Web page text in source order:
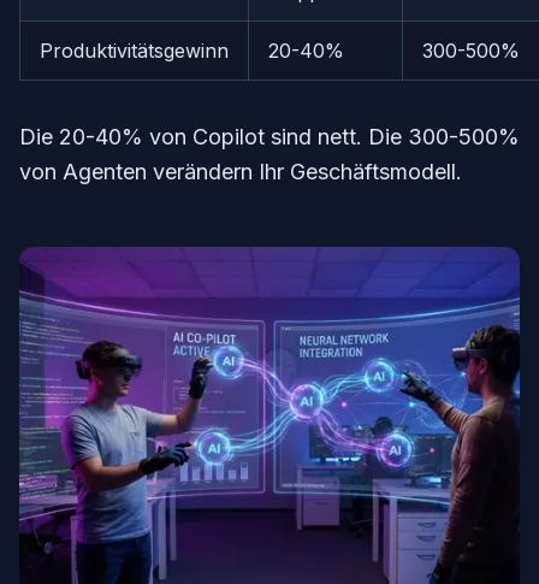
Produktivitätsgewinn 20-40% 300-500%
Die 20-40% von Copilot sind nett. Die 300-500%
von Agenten verändern Ihr Geschäftsmodell.